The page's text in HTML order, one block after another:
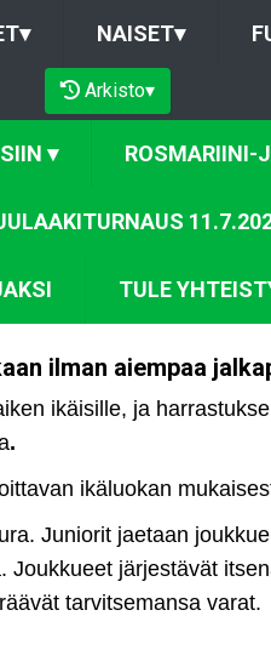
▾ NAISET▾
Arkisto▾
▾ ROSMARIINI-
TULE
ilman aiempaa
ikäisille, ja
.
ikäluokan
Juniorit jaetaan
järjestävät
tarvitsemansa varat.